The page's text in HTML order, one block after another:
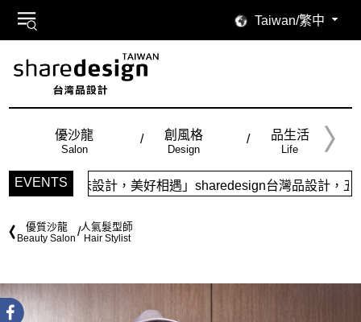
Taiwan/繁中
優沙龍
Salon
創風格
Design
品生活
Life
EVENTS
味設計，美好相遇」sharedesign台灣品設計，五大特色主題
優質沙龍
Beauty Salon
人氣髮型師
Hair Stylist